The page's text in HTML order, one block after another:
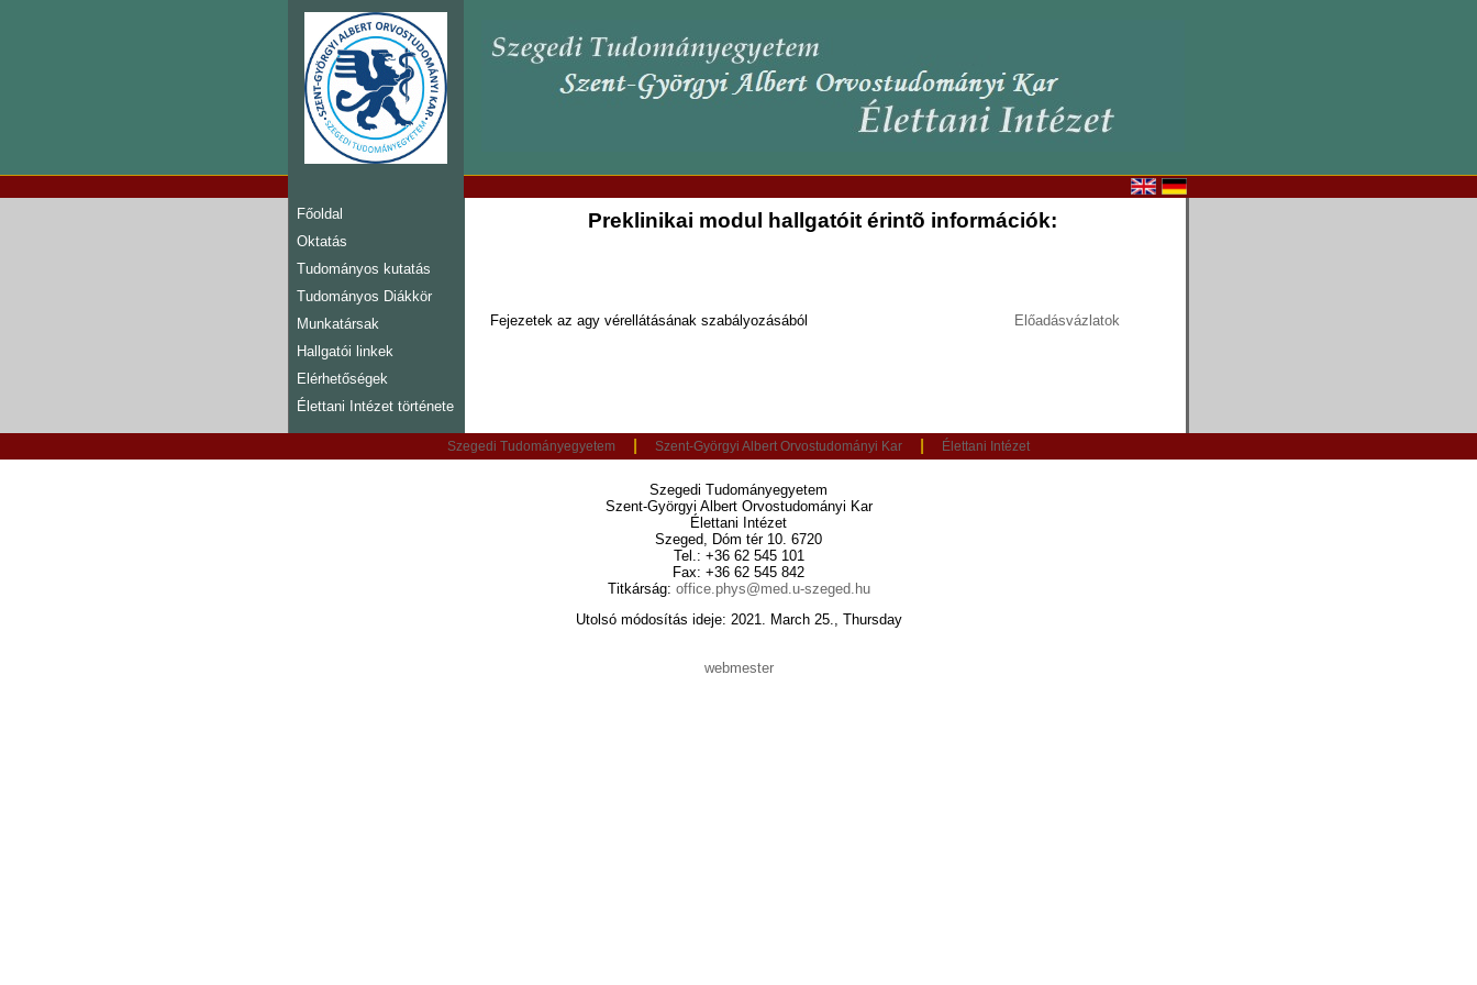
Főoldal
Oktatás
Tudományos kutatás
Tudományos Diákkör
Munkatársak
Hallgatói linkek
Elérhetőségek
Élettani Intézet története
Preklinikai modul hallgatóit érintõ információk:
Fejezetek az agy vérellátásának szabályozásából Előadásvázlatok
Szegedi Tudományegyetem Szent-Györgyi Albert Orvostudományi Kar Élettani Intézet
Szegedi Tudományegyetem
Szent-Györgyi Albert Orvostudományi Kar
Élettani Intézet
Szeged, Dóm tér 10. 6720
Tel.: +36 62 545 101
Fax: +36 62 545 842
Titkárság: office.phys@med.u-szeged.hu
Utolsó módosítás ideje: 2021. March 25., Thursday
webmester